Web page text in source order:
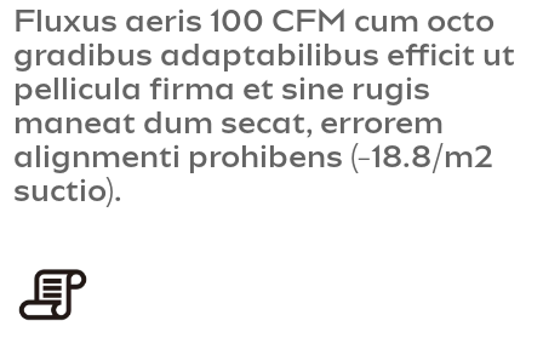
Fluxus aeris 100 CFM cum octo
gradibus adaptabilibus efficit ut
pellicula firma et sine rugis
maneat dum secat, errorem
alignmenti prohibens (-18.8/m2
suctio).